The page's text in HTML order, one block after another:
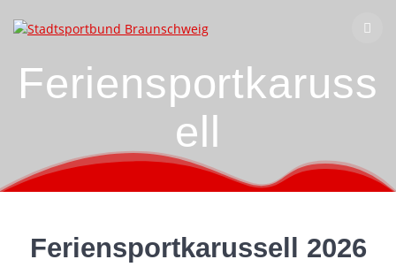
Inhalt
Feriensportkaruss
ell
Feriensportkarussell 2026